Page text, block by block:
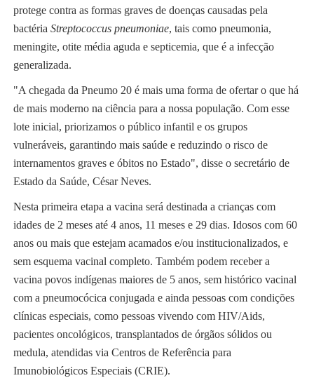
protege contra as formas graves de doenças causadas pela
bactéria Streptococcus pneumoniae, tais como pneumonia,
meningite, otite média aguda e septicemia, que é a infecção
generalizada.
"A chegada da Pneumo 20 é mais uma forma de ofertar o que há
de mais moderno na ciência para a nossa população. Com esse
lote inicial, priorizamos o público infantil e os grupos
vulneráveis, garantindo mais saúde e reduzindo o risco de
internamentos graves e óbitos no Estado", disse o secretário de
Estado da Saúde, César Neves.
Nesta primeira etapa a vacina será destinada a crianças com
idades de 2 meses até 4 anos, 11 meses e 29 dias. Idosos com 60
anos ou mais que estejam acamados e/ou institucionalizados, e
sem esquema vacinal completo. Também podem receber a
vacina povos indígenas maiores de 5 anos, sem histórico vacinal
com a pneumocócica conjugada e ainda pessoas com condições
clínicas especiais, como pessoas vivendo com HIV/Aids,
pacientes oncológicos, transplantados de órgãos sólidos ou
medula, atendidas via Centros de Referência para
Imunobiológicos Especiais (CRIE).